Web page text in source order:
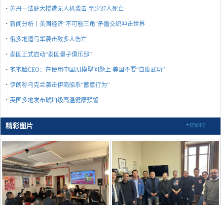
· 苏丹一法庭大楼遭无人机袭击 至少37人死亡
· 新闻分析丨美国经济“不可能三角”矛盾交织冲击世界
· 俄多地遭乌军袭击致多人伤亡
· 泰国正式启动“泰国量子俱乐部”
· 抱抱脸CEO：在使用中国AI模型问题上 美国不要“自废武功”
· 伊朗称乌克兰袭击伊商船系“蓄意行为”
· 英国多地发布琥珀级高温健康预警
精彩图片 +more